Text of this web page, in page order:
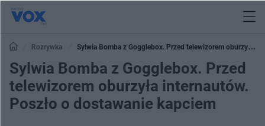
Rozrywka
Sylwia Bomba z Gogglebox. Przed telewizorem oburzyła
internautów. Poszło o dostawanie kapciem
Sylwia Bomba z Gogglebox. Przed
telewizorem oburzyła internautów.
Poszło o dostawanie kapciem